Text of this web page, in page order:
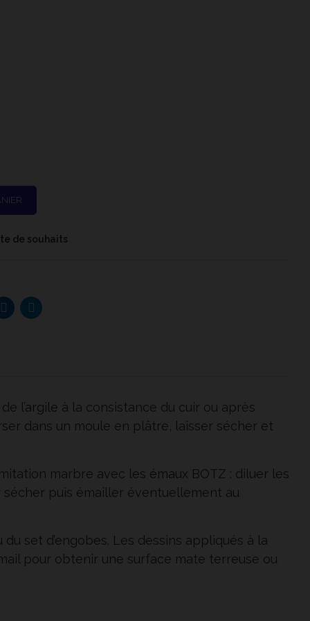
de souhaits
l’argile à la consistance du cuir ou après
dans un moule en plâtre, laisser sécher et
marbre avec les émaux BOTZ : diluer les
puis émailler éventuellement au
set d’engobes. Les dessins appliqués à la
pour obtenir une surface mate terreuse ou